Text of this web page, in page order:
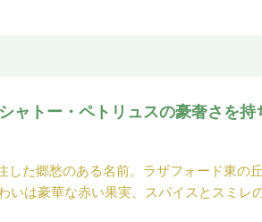
ャトー・ペトリュスの豪奢さを
た郷愁のある名前。ラザフォード東
は豪華な赤い果実、スパイスとスミ